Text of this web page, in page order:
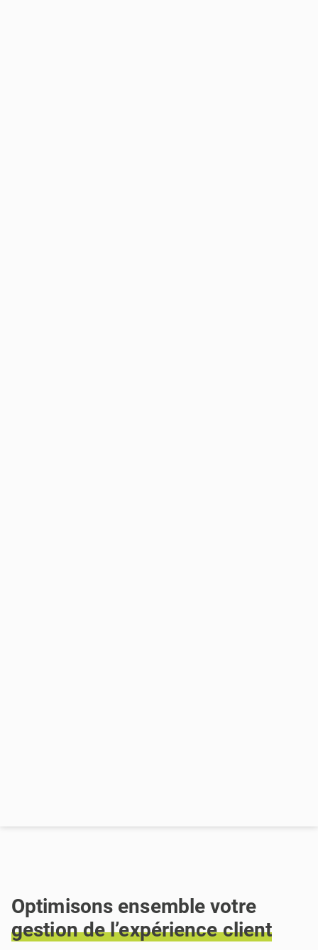
Optimisons ensemble votre
gestion de l’expérience client